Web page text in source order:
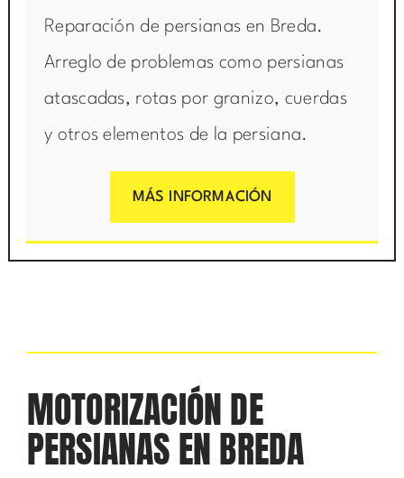
Reparación de persianas en Breda.
Arreglo de problemas como persianas
atascadas, rotas por granizo, cuerdas
y otros elementos de la persiana.
MÁS INFORMACIÓN
MOTORIZACIÓN DE
PERSIANAS EN BREDA